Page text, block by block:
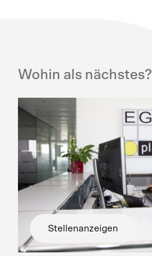
Wohin als nächstes?
Stellenanzeigen